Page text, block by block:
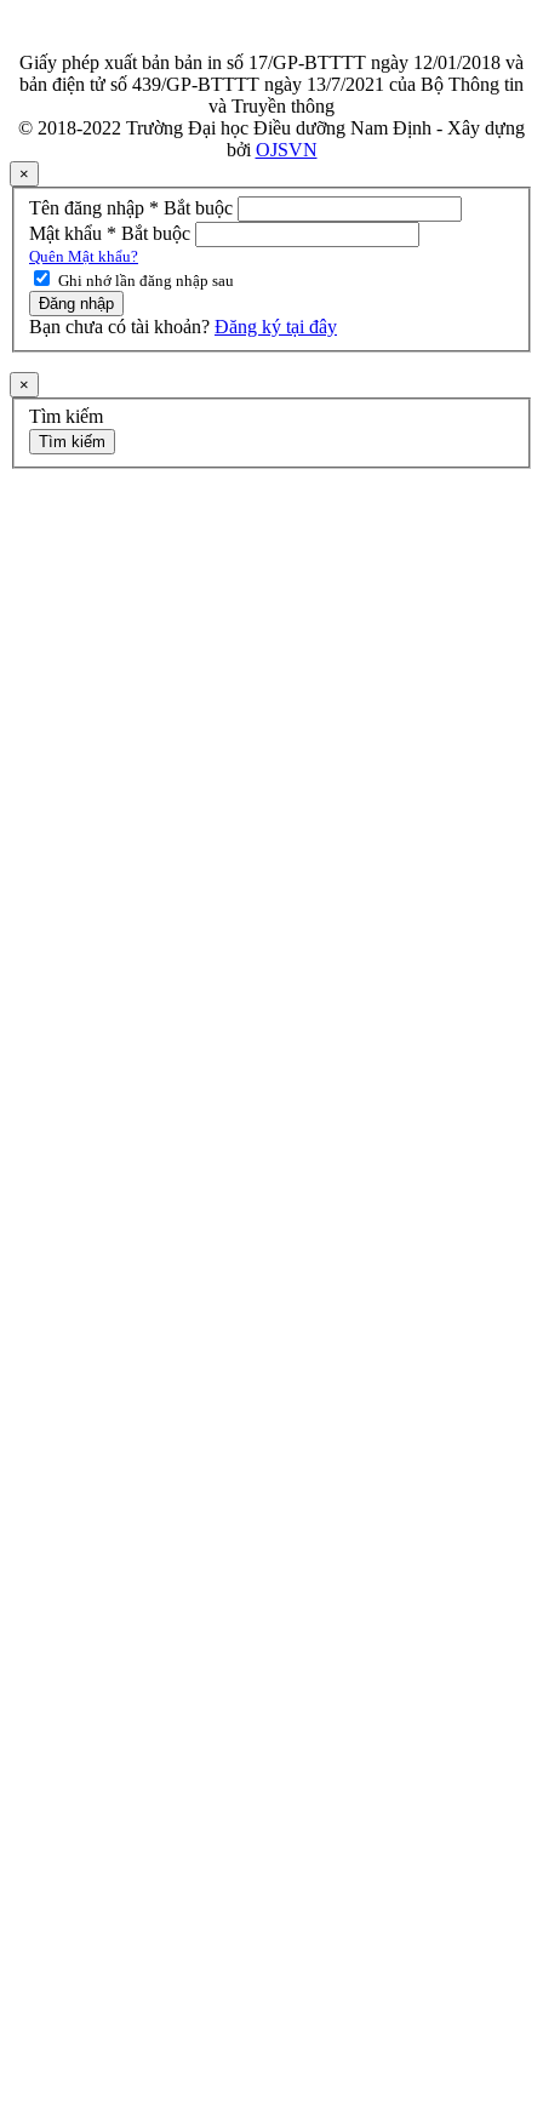
Giấy phép xuất bản bản in số 17/GP-BTTTT ngày 12/01/2018 và
bản điện tử số 439/GP-BTTTT ngày 13/7/2021 của Bộ Thông tin
và Truyền thông
© 2018-2022 Trường Đại học Điều dưỡng Nam Định - Xây dựng
bởi OJSVN
×
Tên đăng nhập * Bắt buộc
Mật khẩu * Bắt buộc
Quên Mật khẩu?
Ghi nhớ lần đăng nhập sau
Đăng nhập
Bạn chưa có tài khoản? Đăng ký tại đây
×
Tìm kiếm
Tìm kiếm